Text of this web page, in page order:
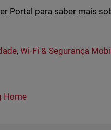
Portal para saber mais
, Wi-Fi & Segurança
Home